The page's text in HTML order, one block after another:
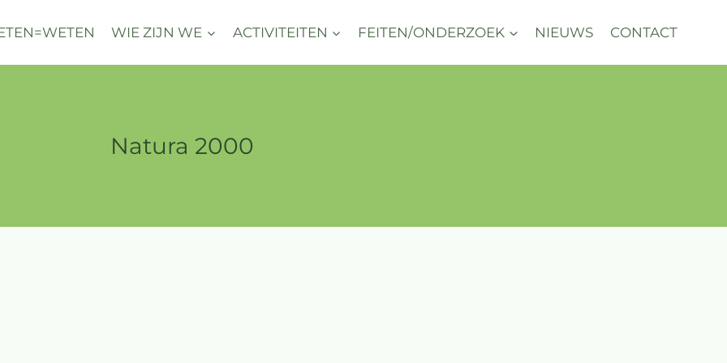
WIE ZIJN WE ACTIVITEITEN FEITEN/ONDERZOEK NIEUWS CONTACT
Natura 2000